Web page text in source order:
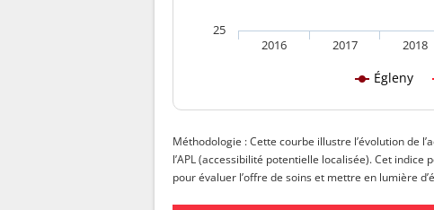
Égleny
2016 2017 2018
25
Méthodologie : Cette courbe illustre l’évolution de
l’APL (accessibilité potentielle localisée). Cet
pour évaluer l’offre de soins et mettre en lumière